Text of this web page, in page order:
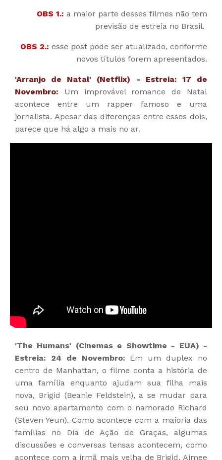
OBS 1.: a maior parte desses filmes não tem
previsão de estreia no Brasil.
OBS 2.: esse post pode ser atualizado, conforme
novos títulos forem apresentados.
'Arranjo de Natal' (Netflix) - Estreia: 17 de
Novembro:
Um improvável romance de Natal
acontece entre um rapper famoso e uma
jornalista. Apesar das diferenças entre esses dois,
parece que há algo a mais no ar.
'The Humans' (Cinemas e Showtime - EUA) -
Estreia: 24 de Novembro: Em um duplex no
centro de Manhattan, o filme conta a história de
uma família enquanto ajudam sua filha mais
nova, Brigid (Beanie Feldstein), a se mudar para
seu novo apartamento com o namorado Richard
(Steven Yeun). Como acontece com a maioria das
famílias no Dia de Ação de Graças, algumas
discussões e conversas tensas acontecem, como
acontece com a irmã mais velha de Brigid, Aimee